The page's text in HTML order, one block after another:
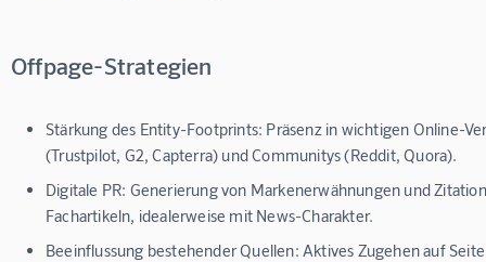
Offpage-Strategien
Stärkung des Entity-Footprints: Präsenz in wichtigen Online-
(Trustpilot, G2, Capterra) und Communitys (Reddit, Quora).
Digitale PR: Generierung von Markenerwähnungen und
Fachartikeln, idealerweise mit News-Charakter.
Beeinflussung bestehender Quellen: Aktives Zugehen auf